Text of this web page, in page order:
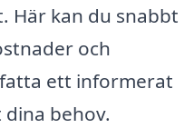
Här kan du snabbt
och
ett informerat
behov.